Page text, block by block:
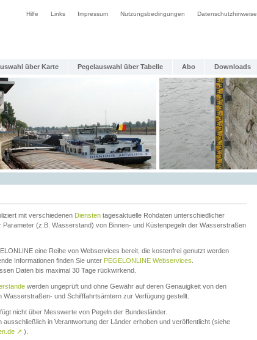
Hilfe Links Impressum Nutzungsbedingungen Datenschutzhinweise
über Karte Pegelauswahl über Tabelle Abo Downloads
mit verschiedenen Diensten tagesaktuelle Rohdaten unterschiedlicher
Parameter (z.B. Wasserstand) von Binnen- und Küstenpegeln der Wasserstraßen
eine Reihe von Webservices bereit, die kostenfrei genutzt werden
Informationen finden Sie unter PEGELONLINE Webservices
Daten bis maximal 30 Tage rückwirkend.
werden ungeprüft und ohne Gewähr auf deren Genauigkeit von den
Wasserstraßen- und Schifffahrtsämtern zur Verfügung gestellt.
nicht über Messwerte von Pegeln der Bundesländer.
ausschließlich in Verantwortung der Länder erhoben und veröffentlicht (siehe
↗ ).